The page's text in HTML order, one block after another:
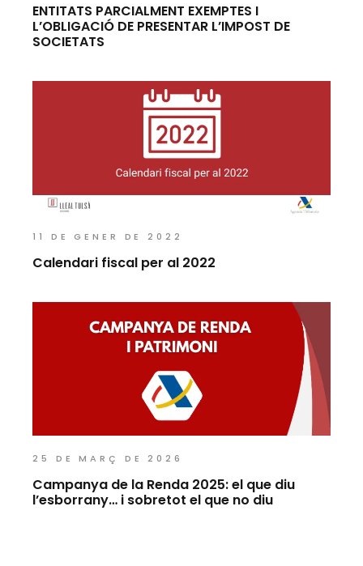
ENTITATS PARCIALMENT EXEMPTES I
L’OBLIGACIÓ DE PRESENTAR L’IMPOST DE
SOCIETATS
11 DE GENER DE 2022
Calendari fiscal per al 2022
25 DE MARÇ DE 2026
Campanya de la Renda 2025: el que diu
l’esborrany… i sobretot el que no diu